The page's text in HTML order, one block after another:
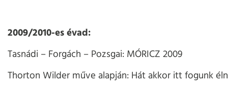
2009/2010-es évad:
Tasnádi – Forgách – Pozsgai: MÓRICZ 2009
Thorton Wilder műve alapján: Hát akkor itt fogunk